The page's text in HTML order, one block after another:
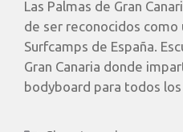
Las Palmas de Gran
de ser reconocidos como
Surfcamps de España.
Gran Canaria donde
bodyboard para todos